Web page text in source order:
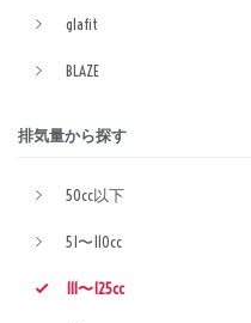
glafit
BLAZE
排気量から探す
50cc以下
51〜110cc
111〜125cc